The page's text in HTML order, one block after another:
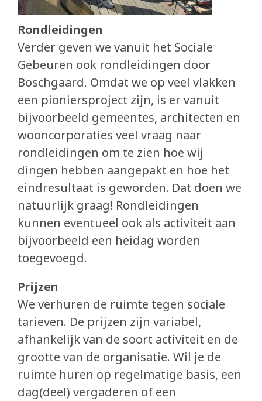
Rondleidingen
Verder geven we vanuit het Sociale
Gebeuren ook rondleidingen door
Boschgaard. Omdat we op veel vlakken
een pioniersproject zijn, is er vanuit
bijvoorbeeld gemeentes, architecten en
wooncorporaties veel vraag naar
rondleidingen om te zien hoe wij
dingen hebben aangepakt en hoe het
eindresultaat is geworden. Dat doen we
natuurlijk graag! Rondleidingen
kunnen eventueel ook als activiteit aan
bijvoorbeeld een heidag worden
toegevoegd.
Prijzen
We verhuren de ruimte tegen sociale
tarieven. De prijzen zijn variabel,
afhankelijk van de soort activiteit en de
grootte van de organisatie. Wil je de
ruimte huren op regelmatige basis, een
dag(deel) vergaderen of een